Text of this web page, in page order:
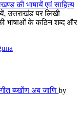
की भाषायें एवं साहित्य
उत्तराखंड पर लिखी
भाषाओं के कठिन शब्द और
गीत ब्य्खोंण अब जाणि by